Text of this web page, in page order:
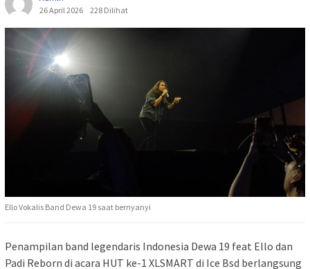
26 April 2026
228 Dilihat
Ello Vokalis Band Dewa 19 saat bernyanyi
Penampilan band legendaris Indonesia Dewa 19 feat Ello dan
Padi Reborn di acara HUT ke-1 XLSMART di Ice Bsd berlangsung